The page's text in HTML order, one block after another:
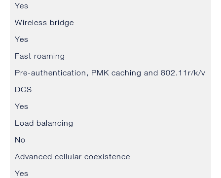
Yes
Wireless bridge
Yes
Fast roaming
Pre-authentication, PMK caching and 802.11r/k/v
DCS
Yes
Load balancing
No
Advanced cellular coexistence
Yes